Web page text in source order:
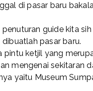
di pasar baru
penuturan guide kita
dibuatlah pasar baru.
pintu ketjil yang
mengenai sekitaran
yaitu Museum